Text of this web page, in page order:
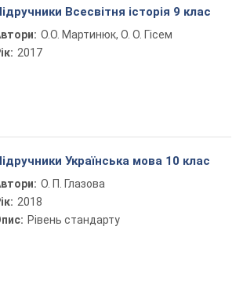
Всесвітня історія 9 клас
О.О. Мартинюк, О. О. Гісем
2017
Українська мова 10 клас
О. П. Глазова
2018
Рівень стандарту